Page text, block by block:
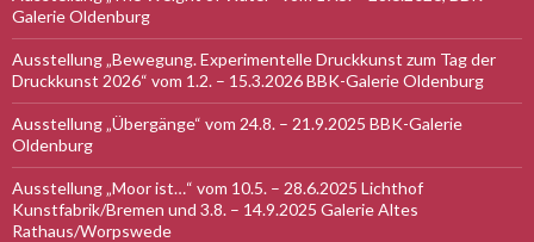
Galerie Oldenburg
Ausstellung „Bewegung. Experimentelle Druckkunst zum Tag der
Druckkunst 2026“ vom 1.2. – 15.3.2026 BBK-Galerie Oldenburg
Ausstellung „Übergänge“ vom 24.8. – 21.9.2025 BBK-Galerie
Oldenburg
Ausstellung „Moor ist…“ vom 10.5. – 28.6.2025 Lichthof
Kunstfabrik/Bremen und 3.8. – 14.9.2025 Galerie Altes
Rathaus/Worpswede